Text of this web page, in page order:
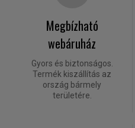
Megbízható
webáruház
Gyors és biztonságos.
Termék kiszállítás az
ország bármely
területére.